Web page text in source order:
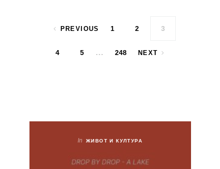
PREVIOUS 1 2 3
4 5 … 248 NEXT
In ЖИВОТ И КУЛТУРА